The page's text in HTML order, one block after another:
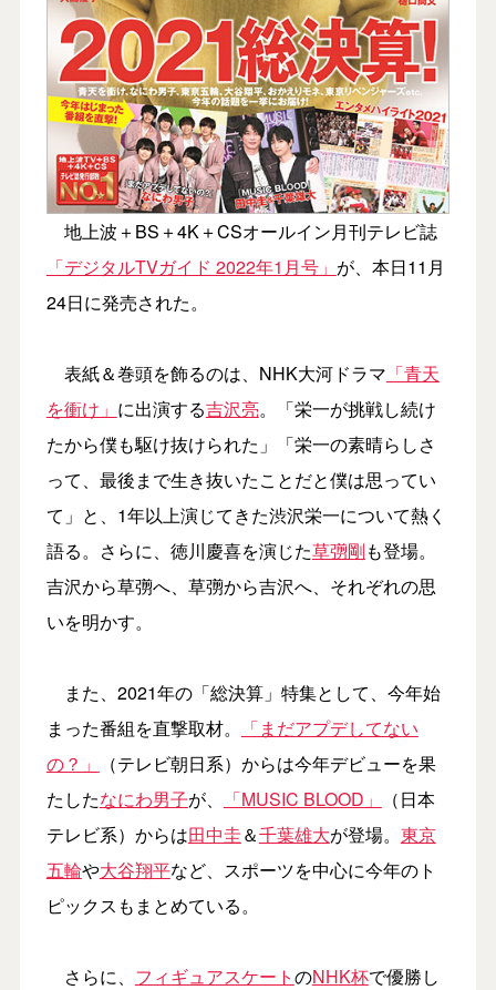
地上波＋BS＋4K＋CSオールイン月刊テレビ誌
「デジタルTVガイド 2022年1月号」 が、本日11月
24日に発売された。
表紙＆巻頭を飾るのは、NHK大河ドラマ 「青天
を衝け」 に出演する吉沢亮。「栄一が挑戦し続け
たから僕も駆け抜けられた」「栄一の素晴らしさ
って、最後まで生き抜いたことだと僕は思ってい
て」と、1年以上演じてきた渋沢栄一について熱く
語る。さらに、徳川慶喜を演じた草彅剛も登場。
吉沢から草彅へ、草彅から吉沢へ、それぞれの思
いを明かす。
また、2021年の「総決算」特集として、今年始
まった番組を直撃取材。
「まだアプデしてない
の？」
（テレビ朝日系）からは今年デビューを果
たしたなにわ男子が、 「MUSIC BLOOD」
（日本
テレビ系）からは田中圭＆千葉雄大が登場。 東京
五輪や大谷翔平など、スポーツを中心に今年のト
ピックスもまとめている。
さらに、 フィギュアスケートのNHK杯で優勝し